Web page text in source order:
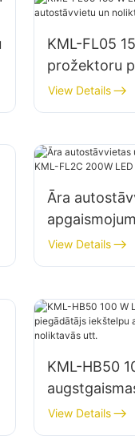
KML-FL05
prožektoru
View Details
Āra
LED
View Details
KML-HB50
piegādātājs
View Details